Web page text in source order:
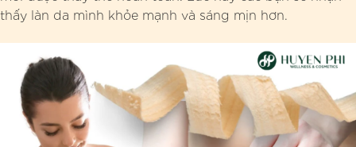
thấy làn da mình khỏe mạnh và sáng mịn hơn.